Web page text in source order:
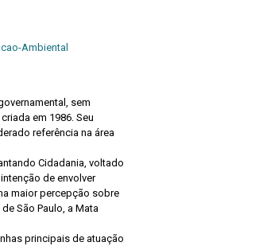
Ambiental
sem
em 1986. Seu
referência na área
Cidadania, voltado
de envolver
maior percepção sobre
São Paulo, a Mata
principais de atuação